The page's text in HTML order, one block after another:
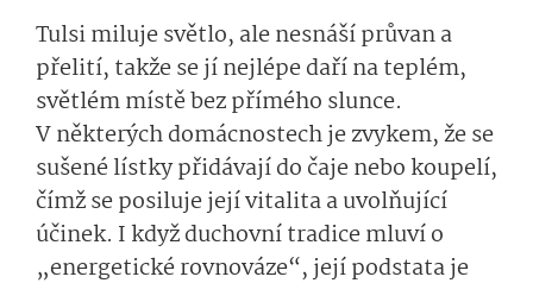
Tulsi miluje světlo, ale nesnáší průvan a
přelití, takže se jí nejlépe daří na teplém,
světlém místě bez přímého slunce.
V některých domácnostech je zvykem, že se
sušené lístky přidávají do čaje nebo koupelí,
čímž se posiluje její vitalita a uvolňující
účinek. I když duchovní tradice mluví o
„energetické rovnováze“, její podstata je